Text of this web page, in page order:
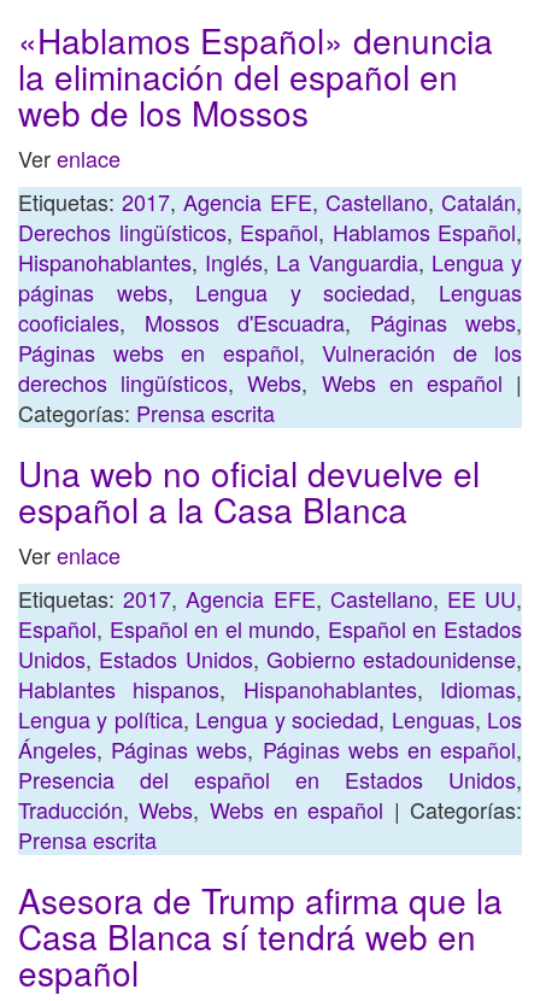
«Hablamos Español» denuncia
la eliminación del español en
web de los Mossos
Verenlace
Etiquetas:2017,Agencia EFE, Castellano,Catalán,
Derechos lingüísticos, Español, Hablamos Español,
Hispanohablantes, Inglés, La Vanguardia, Lengua y
páginas webs, Lengua y sociedad, Lenguas
cooficiales, Mossos d'Escuadra, Páginas webs,
Páginas webs en español, Vulneración de los
derechos lingüísticos,Webs, Webs en español |
Categorías: Prensa escrita
Una web no oficial devuelve el
español a la Casa Blanca
Verenlace
Etiquetas:2017,Agencia EFE, Castellano, EE UU,
Español, Español en el mundo, Español en Estados
Unidos, Estados Unidos, Gobierno estadounidense,
Hablantes hispanos, Hispanohablantes, Idiomas,
Lengua y política, Lengua y sociedad, Lenguas, Los
Ángeles, Páginas webs, Páginas webs en español,
Presencia del español en Estados Unidos,
Traducción,Webs, Webs en español | Categorías:
Prensa escrita
Asesora de Trump afirma que la
Casa Blanca sí tendrá web en
español